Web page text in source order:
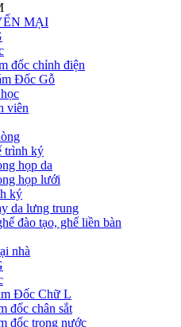
MẠI
đốc chỉnh điện
Đốc Gỗ
viên
trình ký
họp da
họp lưới
ký
da lưng trung
đào tạo, ghế liền bàn
nhà
Đốc Chữ L
đốc chân sắt
đốc trong nước